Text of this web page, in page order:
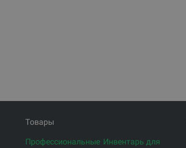
Товары
Профессиональные Инвентарь для